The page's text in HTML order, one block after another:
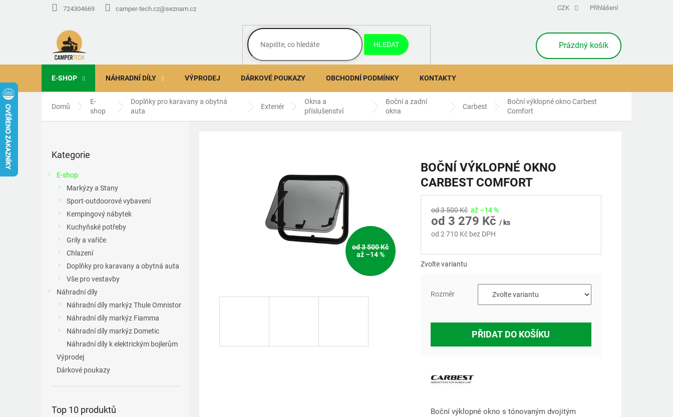
724304669 camper-tech.cz@seznam.cz CZK Přihlášení
HLEDAT
NÁKUPNÍ
KOŠÍK
Prázdný košík
E-SHOP NÁHRADNÍ DÍLY VÝPRODEJ DÁRKOVÉ POUKAZY OBCHODNÍ PODMÍNKY KONTAKTY
Domů
E-
shop
Doplňky pro karavany a obytná
auta
Exteriér
Okna a
příslušenství
Boční a zadní
okna
Carbest
Boční výklopné okno Carbest
Comfort
kategorie
Kategorie
E-shop
Markýzy a Stany
Sport-outdoorové vybavení
Kempingový nábytek
Kuchyňské potřeby
Grily a vařiče
Chlazení
Doplňky pro karavany a obytná auta
Vše pro vestavby
Náhradní díly
Náhradní díly markýz Thule Omnistor
Náhradní díly markýz Fiamma
Náhradní díly markýz Dometic
Náhradní díly k elektrickým bojlerům
Výprodej
Dárkové poukazy
Top 10 produktů
od 3 500 Kč
až –14 %
BOČNÍ VÝKLOPNÉ OKNO
CARBEST COMFORT
od 3 500 Kč až –14 %
od 3 279 Kč / ks
od 2 710 Kčbez DPH
Zvolte variantu
Rozměr
PŘIDAT DO KOŠÍKU
Boční výklopné okno s tónovaným dvojitým